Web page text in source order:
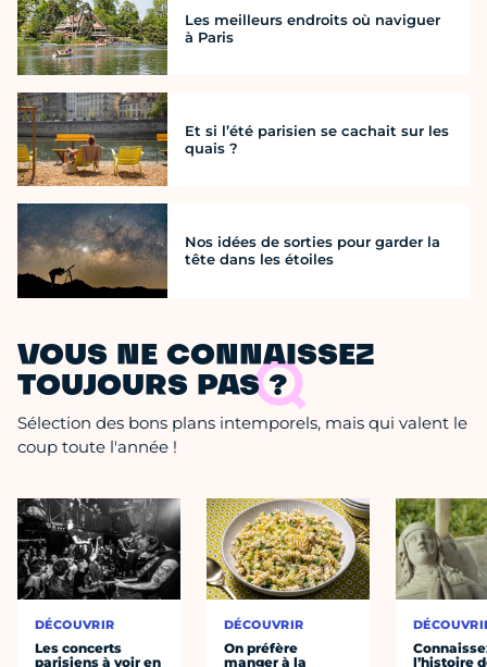
Les meilleurs endroits où naviguer
à Paris
Et si l’été parisien se cachait sur les
quais ?
Nos idées de sorties pour garder la
tête dans les étoiles
VOUS NE CONNAISSEZ
TOUJOURS PAS ?
Sélection des bons plans intemporels, mais qui valent le
coup toute l'année !
DÉCOUVRIR
Les concerts
parisiens à voir en
DÉCOUVRIR
On préfère
manger à la
l’histoire